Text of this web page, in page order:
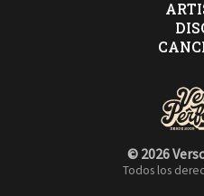
© 2026
Todos los